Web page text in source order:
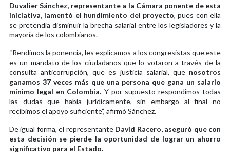
Duvalier Sánchez, representante a la Cámara ponente de esta
iniciativa, lamentó el hundimiento del proyecto, pues con ella
se pretendía disminuir la brecha salarial entre los legisladores y la
mayoría de los colombianos.
“Rendimos la ponencia, les explicamos a los congresistas que este
es un mandato de los ciudadanos que lo votaron a través de la
consulta anticorrupción, que es justicia salarial, quenosotros
ganamos 37 veces más que una persona que gana un salario
mínimo legal en Colombia. Y por supuesto respondimos todas
las dudas que había jurídicamente, sin embargo al final no
recibimos el apoyo suficiente”, afirmó Sánchez.
De igual forma, el representante David Racero, aseguró que con
esta decisión se pierde la oportunidad de lograr un ahorro
significativo para el Estado.